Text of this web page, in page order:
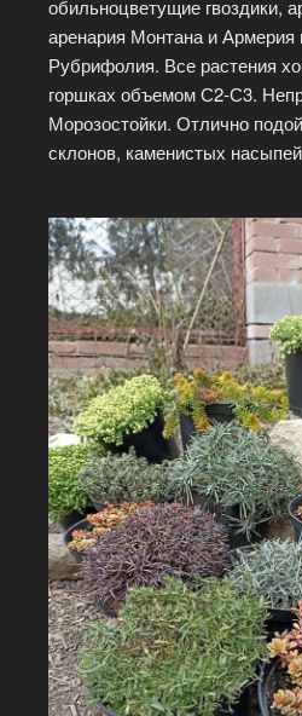
обильноцветущие гвоздики,
аренария Монтана и Армерия
Рубрифолия. Все растения
горшках объемом С2-С3.
Морозостойки. Отлично
склонов, каменистых